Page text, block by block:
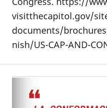
visitthecapitol.gov/
documents/
nish/US-CAP-AND-